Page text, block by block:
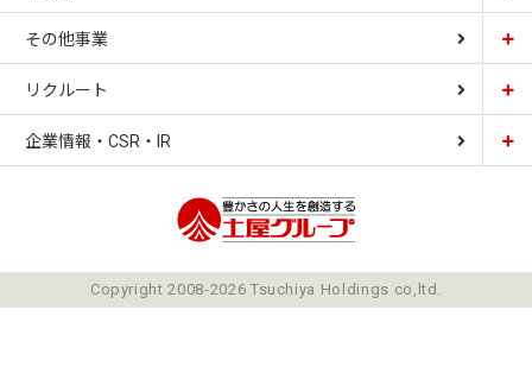
LIZNAS
土屋ホーム不動産
その他事業
土屋ホームレジデンス
土屋ソーラーファクトリー
リクルート
企業情報・CSR・IR
ミッションCopyright 2008-2026 Tsuchiya Holdings co,ltd.